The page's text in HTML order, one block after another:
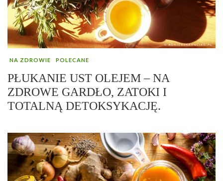
NA ZDROWIE POLECANE
PŁUKANIE UST OLEJEM – NA
ZDROWE GARDŁO, ZATOKI I
TOTALNĄ DETOKSYKACJĘ.